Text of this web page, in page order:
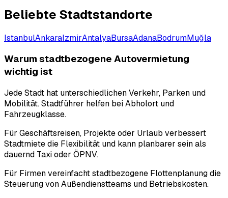
Beliebte Stadtstandorte
IstanbulAnkaraIzmirAntalyaBursaAdanaBodrumMuğla
Warum stadtbezogene Autovermietung
wichtig ist
Jede Stadt hat unterschiedlichen Verkehr, Parken und
Mobilität. Stadtführer helfen bei Abholort und
Fahrzeugklasse.
Für Geschäftsreisen, Projekte oder Urlaub verbessert
Stadtmiete die Flexibilität und kann planbarer sein als
dauernd Taxi oder ÖPNV.
Für Firmen vereinfacht stadtbezogene Flottenplanung die
Steuerung von Außendienstteams und Betriebskosten.